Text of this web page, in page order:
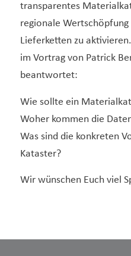
transparentes
regionale
Lieferketten zu
im Vortrag von Patrick
beantwortet:
Wie sollte ein
Woher kommen die
Was sind die konkreten
Kataster?
Wir wünschen Euch viel